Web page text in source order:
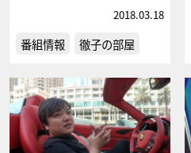
2018.03.18
番組情報 徹子の部屋